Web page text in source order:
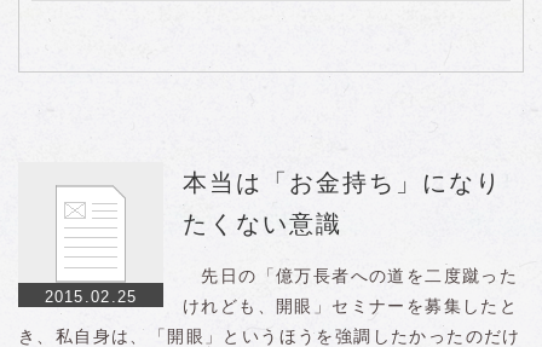
2015.02.25
本当は「お金持ち」になり
たくない意識
先日の「億万長者への道を二度蹴った
けれども、開眼」セミナーを募集したと
き、私自身は、「開眼」というほうを強調したかったのだけ